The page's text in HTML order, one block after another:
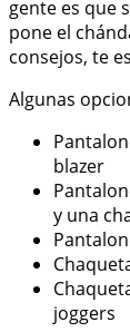
gente es que
pone el
consejos, te
Algunas
blazer
y una
joggers